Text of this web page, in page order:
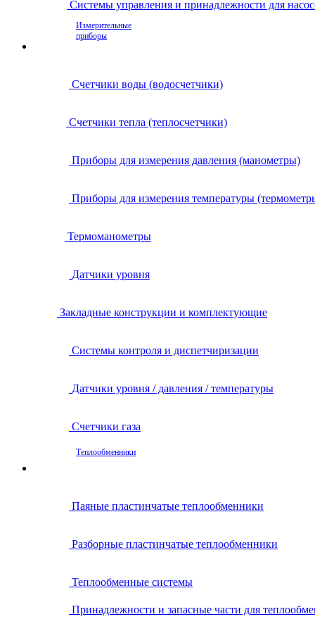
Системы управления и принадлежности для
Измерительные
приборы
Счетчики воды (водосчетчики)
Счетчики тепла (теплосчетчики)
Приборы для измерения давления (манометры)
Приборы для измерения температуры
Термоманометры
Датчики уровня
Закладные конструкции и комплектующие
Системы контроля и диспетчиризации
Датчики уровня / давления / температуры
Счетчики газа
Теплообменники
Паяные пластинчатые теплообменники
Разборные пластинчатые теплообменники
Теплообменные системы
Принадлежности и запасные части для